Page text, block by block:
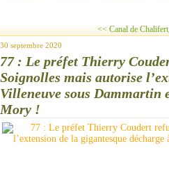
<< Canal de
30 septembre 2020
77 : Le préfet Thierry
Soignolles mais autorise
Villeneuve sous Dammartin
Mory !